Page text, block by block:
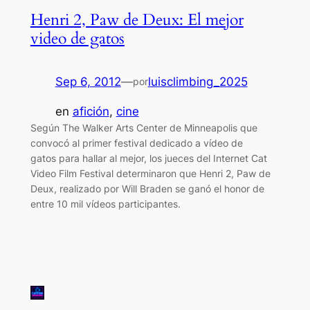
Henri 2, Paw de Deux: El mejor
video de gatos
Sep 6, 2012—porluisclimbing_2025
en afición, cine
Según The Walker Arts Center de Minneapolis que
convocó al primer festival dedicado a vídeo de
gatos para hallar al mejor, los jueces del Internet Cat
Video Film Festival determinaron que Henri 2, Paw de
Deux, realizado por Will Braden se ganó el honor de
entre 10 mil vídeos participantes.